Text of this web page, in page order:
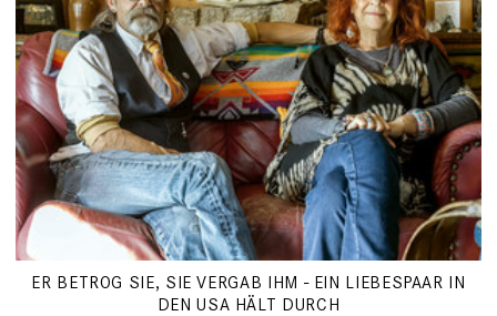
ER BETROG SIE, SIE VERGAB IHM - EIN LIEBESPAAR IN
DEN USA HÄLT DURCH